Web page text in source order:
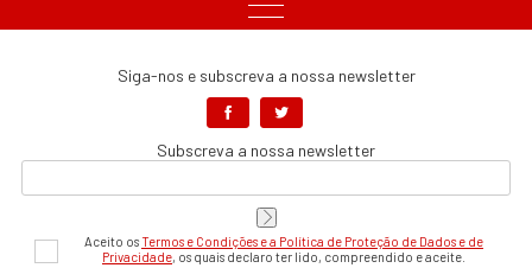
Siga-nos e subscreva a nossa newsletter
Subscreva a nossa newsletter
Aceito osTermos e Condições e a Política de Proteção de Dados e de
Privacidade, os quais declaro ter lido, compreendido e aceite.